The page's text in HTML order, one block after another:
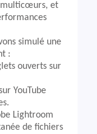
multicœurs, et
simulé une
:
ouverts sur
YouTube
Lightroom
de fichiers